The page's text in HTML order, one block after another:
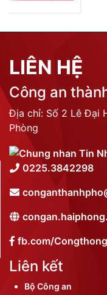
LIÊN HỆ
Công an
Địa chỉ: Số 2 Lê Đại
Phòng
0225.3842298
fb.com/
Liên kết
Bộ Công an